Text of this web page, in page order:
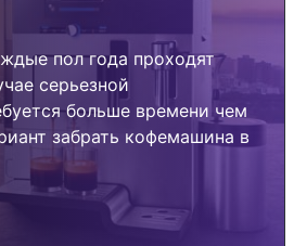
пол года проходят
серьезной
больше времени чем
забрать кофемашина в